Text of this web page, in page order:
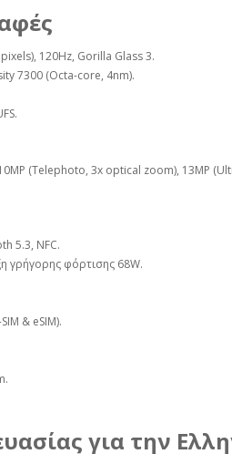
120Hz, Gorilla Glass 3.
7300 (Octa-core, 4nm).
(Telephoto, 3x optical zoom), 13MP
5.3, NFC.
γρήγορης φόρτισης 68W.
& eSIM).
για την